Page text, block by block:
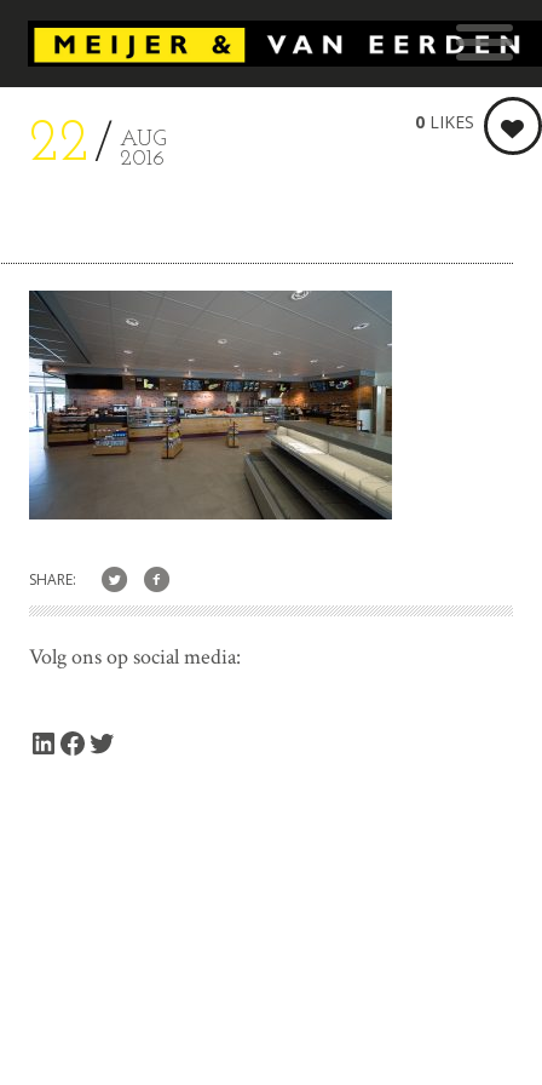
22
AUG
2016
0 LIKES
SHARE:
Volg ons op social media:
LinkedIn Facebook